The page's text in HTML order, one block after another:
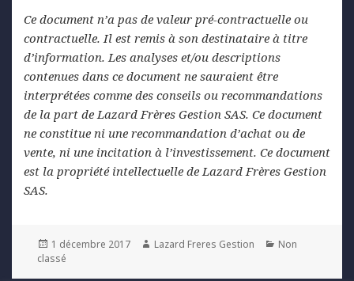
Ce document n’a pas de valeur pré-contractuelle ou
contractuelle. Il est remis à son destinataire à titre
d’information. Les analyses et/ou descriptions
contenues dans ce document ne sauraient être
interprétées comme des conseils ou recommandations
de la part de Lazard Frères Gestion SAS. Ce document
ne constitue ni une recommandation d’achat ou de
vente, ni une incitation à l’investissement. Ce document
est la propriété intellectuelle de Lazard Frères Gestion
SAS.
Posted
on
1 décembre 2017 Author
Lazard Freres Gestion Categories
Non
classé